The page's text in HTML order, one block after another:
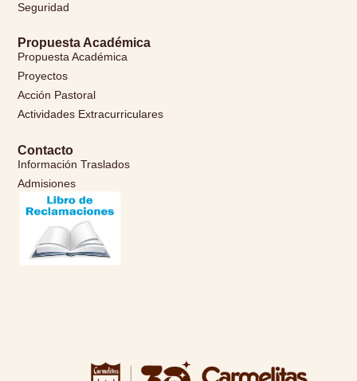
Seguridad
Propuesta Académica
Propuesta Académica
Proyectos
Acción Pastoral
Actividades Extracurriculares
Contacto
Información Traslados
Admisiones